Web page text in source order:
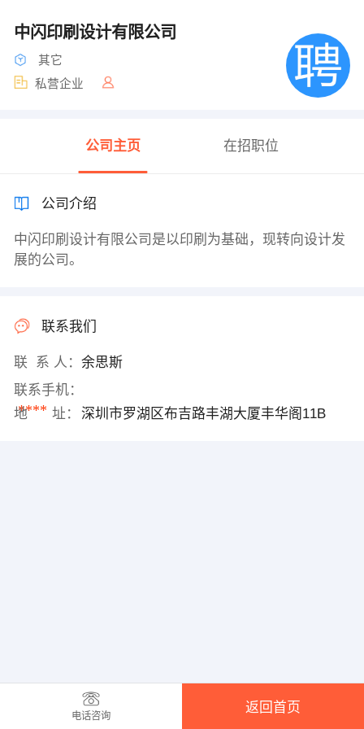
中闪印刷设计有限公司
其它
私营企业
公司主页 在招职位
公司介绍
中闪印刷设计有限公司是以印刷为基础，现转向设计发
展的公司。
联系我们
联 系 人： 余思斯
联系手机：
****
地 址： 深圳市罗湖区布吉路丰湖大厦丰华阁11B
电话咨询
返回首页